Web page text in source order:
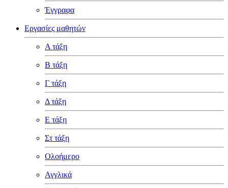
Έγγραφα
Εργασίες μαθητών
Α τάξη
Β τάξη
Γ τάξη
Δ τάξη
Ε τάξη
Στ τάξη
Ολοήμερο
Αγγλικά